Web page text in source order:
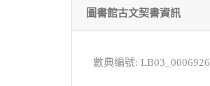
圖書館古文契書資訊
數典編號: LB03_0006926